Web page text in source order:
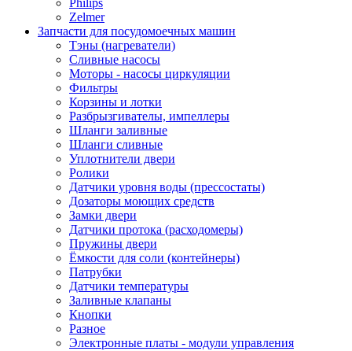
Zelmer
Запчасти для посудомоечных машин
Тэны (нагреватели)
Сливные насосы
Моторы - насосы циркуляции
Фильтры
Корзины и лотки
Разбрызгивателы, импеллеры
Шланги заливные
Шланги сливные
Уплотнители двери
Ролики
Датчики уровня воды (прессостаты)
Дозаторы моющих средств
Замки двери
Датчики протока (расходомеры)
Пружины двери
Ёмкости для соли (контейнеры)
Патрубки
Датчики температуры
Заливные клапаны
Кнопки
Разное
Электронные платы - модули управления